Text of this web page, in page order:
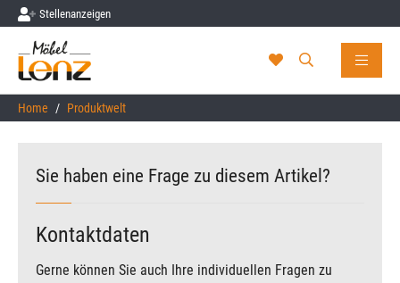
Skip to main content
Stellenanzeigen
You are here:
Home Produktwelt
Sie haben eine Frage zu diesem Artikel?
Kontaktdaten
Gerne können Sie auch Ihre individuellen Fragen zu